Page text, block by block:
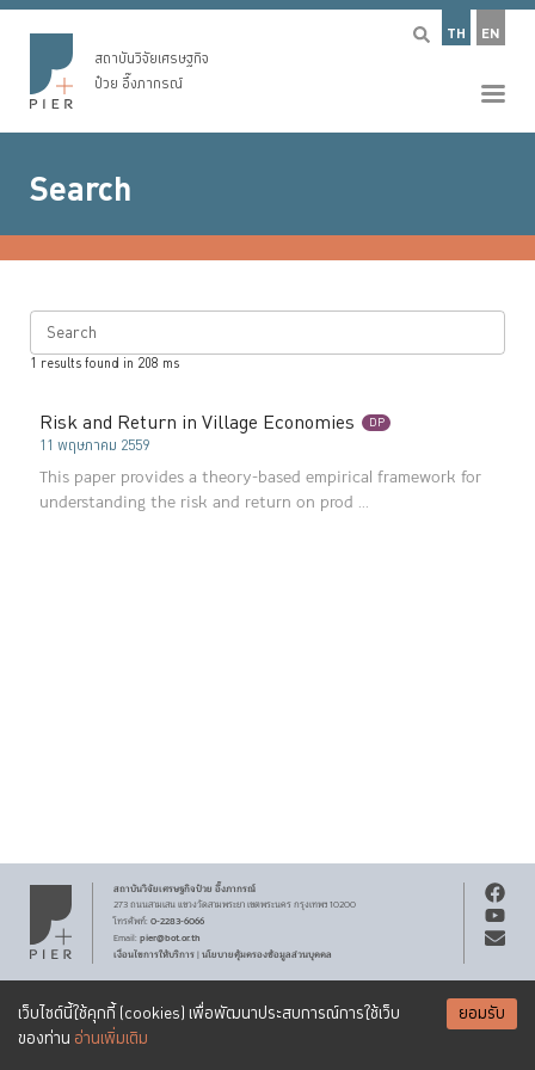
เว็บไซต์นี้ใช้คุกกี้ (cookies) เพื่อพัฒนาประสบการณ์การใช้เว็บ
ของท่าน อ่านเพิ่มเติม
ยอมรับ
TH EN
สถาบันวิจัยเศรษฐกิจ
ป๋วย อึ๊งภากรณ์
Search
Search
1 results found in 208 ms
Risk and Return in Village Economies DP
11 พฤษภาคม 2559
This paper provides a theory-based empirical framework for
understanding the risk and return on prod ...
สถาบันวิจัยเศรษฐกิจป๋วย อึ๊งภากรณ์
273 ถนนสามเสนแขวงวัดสามพระยาเขตพระนครกรุงเทพฯ 10200
โทรศัพท์: 0-2283-6066
Email: pier@bot.or.th
เงื่อนไขการให้บริการ|นโยบายคุ้มครองข้อมูลส่วนบุคคล
เอกสารเผยแพร่ทุกชิ้นสงวนสิทธิ์ภายใต้สัญญาอนุญาตCreative Commons
Attribution-NonCommercial-ShareAlike 3.0 Unported license SUBSCRIBE